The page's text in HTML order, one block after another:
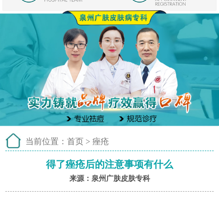
当前位置： 首页 > 痤疮
得了痤疮后的注意事项有什么
来源：泉州广肤皮肤专科